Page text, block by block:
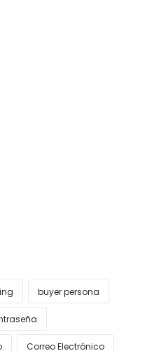
buyer persona
Correo Electrónico